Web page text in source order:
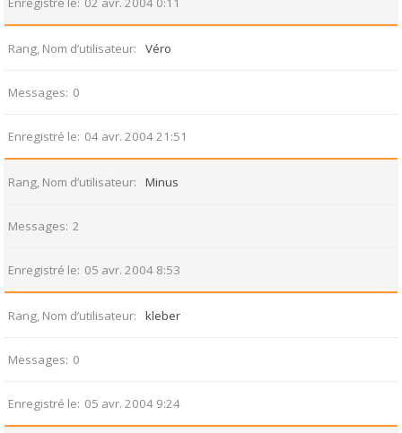
Rang, Nom d’utilisateur Véro
Messages 0
Enregistré le 04 avr. 2004 21:51
Rang, Nom d’utilisateur Minus
Messages 2
Enregistré le 05 avr. 2004 8:53
Rang, Nom d’utilisateur kleber
Messages 0
Enregistré le 05 avr. 2004 9:24